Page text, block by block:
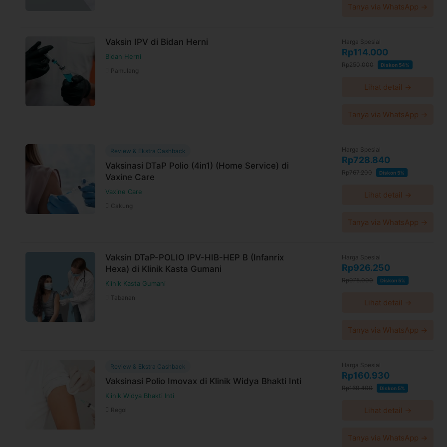
Tanya via WhatsApp →
Vaksin IPV di Bidan Herni
Bidan Herni
Pamulang
Harga Spesial
Rp114.000
Rp250.000 Diskon 54%
Lihat detail →
Tanya via WhatsApp →
Review & Ekstra Cashback
Vaksinasi DTaP Polio (4in1) (Home Service) di
Vaxine Care
Vaxine Care
Cakung
Harga Spesial
Rp728.840
Rp767.200 Diskon 5%
Lihat detail →
Tanya via WhatsApp →
Vaksin DTaP-POLIO IPV-HIB-HEP B (Infanrix
Hexa) di Klinik Kasta Gumani
Klinik Kasta Gumani
Tabanan
Harga Spesial
Rp926.250
Rp975.000 Diskon 5%
Lihat detail →
Tanya via WhatsApp →
Review & Ekstra Cashback
Vaksinasi Polio Imovax di Klinik Widya Bhakti Inti
Klinik Widya Bhakti Inti
Regol
Harga Spesial
Rp160.930
Rp169.400 Diskon 5%
Lihat detail →
Tanya via WhatsApp →